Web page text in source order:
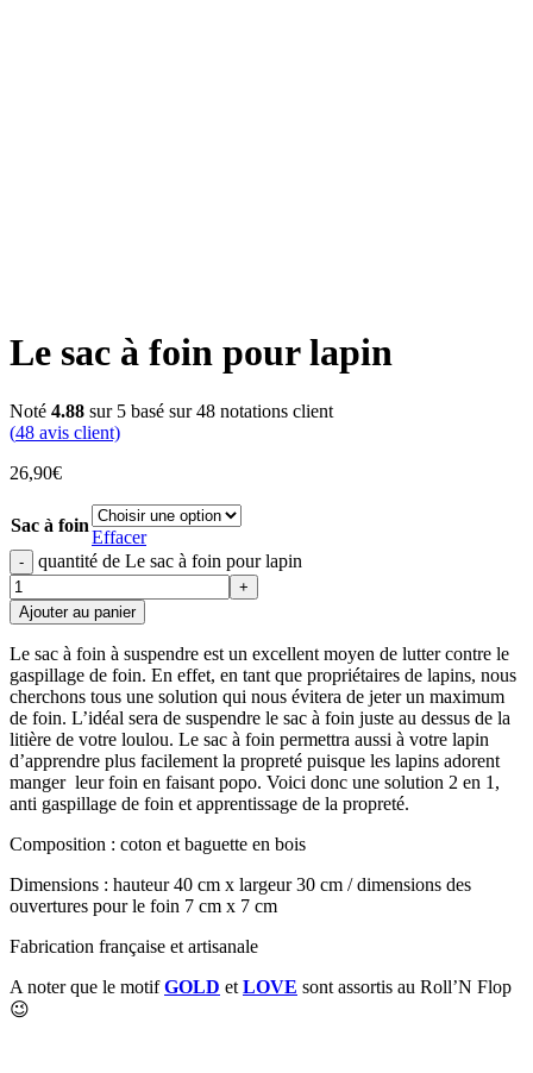
Le sac à foin pour lapin
Noté 4.88 sur 5 basé sur48 notations client
(48 avis client)
26,90€
Sac à foin
Effacer
quantité de Le sac à foin pour lapin
Ajouter au panier
Le sac à foin à suspendre est un excellent moyen de lutter contre le
gaspillage de foin. En effet, en tant que propriétaires de lapins, nous
cherchons tous une solution qui nous évitera de jeter un maximum
de foin. L’idéal sera de suspendre le sac à foin juste au dessus de la
litière de votre loulou. Le sac à foin permettra aussi à votre lapin
d’apprendre plus facilement la propreté puisque les lapins adorent
manger leur foin en faisant popo. Voici donc une solution 2 en 1,
anti gaspillage de foin et apprentissage de la propreté.
Composition : coton et baguette en bois
Dimensions : hauteur 40 cm x largeur 30 cm / dimensions des
ouvertures pour le foin 7 cm x 7 cm
Fabrication française et artisanale
A noter que le motifGOLD et LOVE sont assortis au Roll’N Flop
😉